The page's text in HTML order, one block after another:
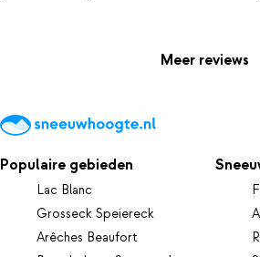
Meer reviews
Populaire gebieden
Lac Blanc
Grosseck Speiereck
Arêches Beaufort